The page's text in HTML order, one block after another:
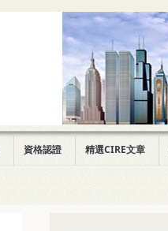
資格認證 精選CIRE文章